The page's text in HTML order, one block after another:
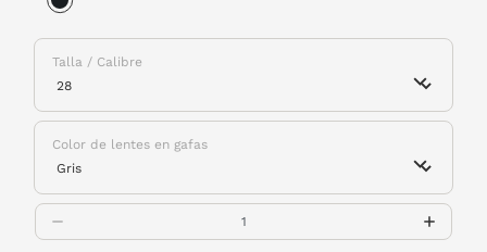
Talla / Calibre
Color de lentes en gafas